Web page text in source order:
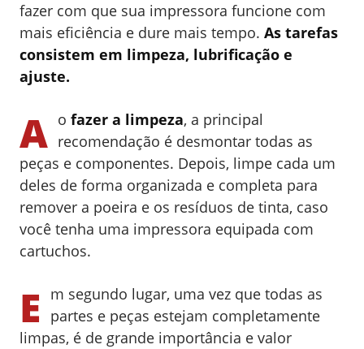
fazer com que sua impressora funcione com
mais eficiência e dure mais tempo. As tarefas
consistem em limpeza, lubrificação e
ajuste.
A o fazer a limpeza, a principal
recomendação é desmontar todas as
peças e componentes. Depois, limpe cada um
deles de forma organizada e completa para
remover a poeira e os resíduos de tinta, caso
você tenha uma impressora equipada com
cartuchos.
E
m segundo lugar, uma vez que todas as
partes e peças estejam completamente
limpas, é de grande importância e valor